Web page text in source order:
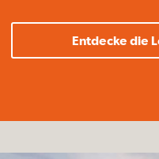
Entdecke die